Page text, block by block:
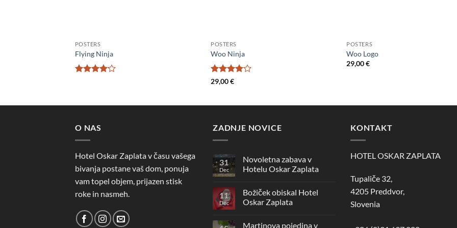
POSTERS
Flying Ninja
POSTERS
Woo Ninja
Ocenjeno
29,00€
POSTERS
Woo Logo
29,00€
O NAS
Hotel Oskar Zaplata v času vašega
bivanja postane vaš dom, ponuja
vam topel objem, prijazen stisk
roke in nasmeh.
ZADNJE NOVICE
31
Dec
Novoletna zabava v
Hotelu Oskar Zaplata
na
Novoletna
zabava
Oskar
11
Dec
Božiček obiskal Hotel
Oskar Zaplata
na
Martinova pojedina v
KONTAKT
HOTEL OSKAR ZAPLATA
Tupaliče 32,
4205 Preddvor,
Slovenia